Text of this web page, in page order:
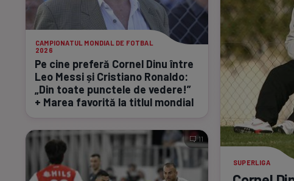
CAMPIONATUL MONDIAL DE FOTBAL
2026
Pe cine preferă Cornel Dinu între
Leo Messi și Cristiano Ronaldo:
„Din toate punctele de vedere!”
+ Marea favorită la titlul mondial
11
SUPERLIGA